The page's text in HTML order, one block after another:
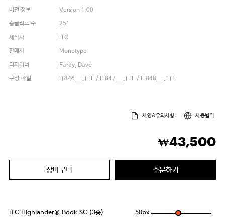
버전 정보
Version 1.00
총글리프 수
251
제작사
ITC
판매사
Monotype
디자이너
Farey, Dave
구성 파일
IT846___.TTF / IT847___.TTF / IT848___.TTF
사양&유의사항 사용범위
₩43,500
장바구니 주문하기
ITC Highlander® Book SC (3종) 50px